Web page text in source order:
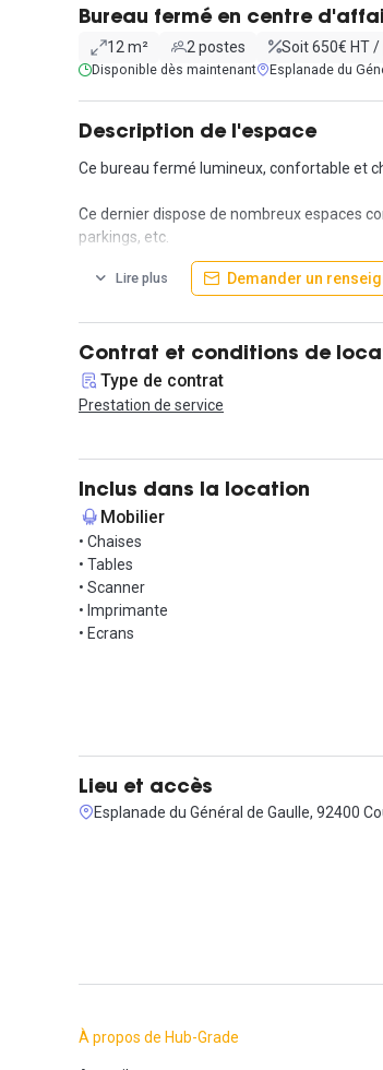
Bureau fermé en centre
12 m² 2 postes Soit 650€ HT
Disponible dès maintenant Esplanade du
Description de l'espace
Ce bureau fermé lumineux, confortable et
Ce dernier dispose de nombreux espaces
parkings, etc.
Le centre d'affaires organise aussi de
Lire plus Demander un
Contrat et conditions de
Type de contrat
Prestation de service
Inclus dans la location
Mobilier
• Chaises
• Tables
• Scanner
• Imprimante
• Ecrans
Lieu et accès
Esplanade du Général de Gaulle, 92400
À propos de Hub-Grade